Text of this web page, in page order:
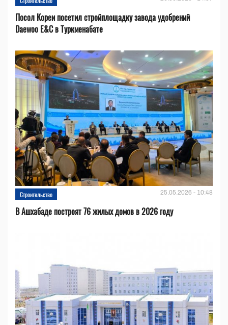
Посол Кореи посетил стройплощадку завода удобрений
Daewoo E&C в Туркменабате
Строительство 25.05.2026 - 10:48
В Ашхабаде построят 76 жилых домов в 2026 году